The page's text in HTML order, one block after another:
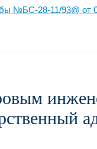
№БС-28-11/93@ от